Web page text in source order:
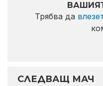
Трябва да
СЛЕДВАЩ МАЧ